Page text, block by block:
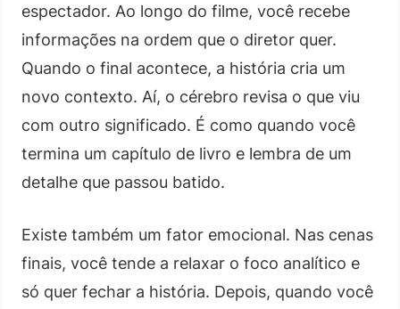
espectador. Ao longo do filme, você recebe
informações na ordem que o diretor quer.
Quando o final acontece, a história cria um
novo contexto. Aí, o cérebro revisa o que viu
com outro significado. É como quando você
termina um capítulo de livro e lembra de um
detalhe que passou batido.
Existe também um fator emocional. Nas cenas
finais, você tende a relaxar o foco analítico e
só quer fechar a história. Depois, quando você